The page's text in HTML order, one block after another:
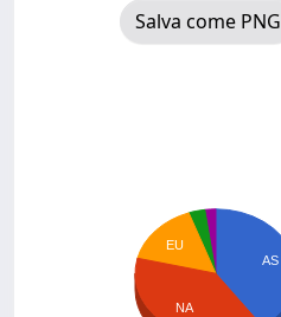
Salva come PNG
AS
EU
NA